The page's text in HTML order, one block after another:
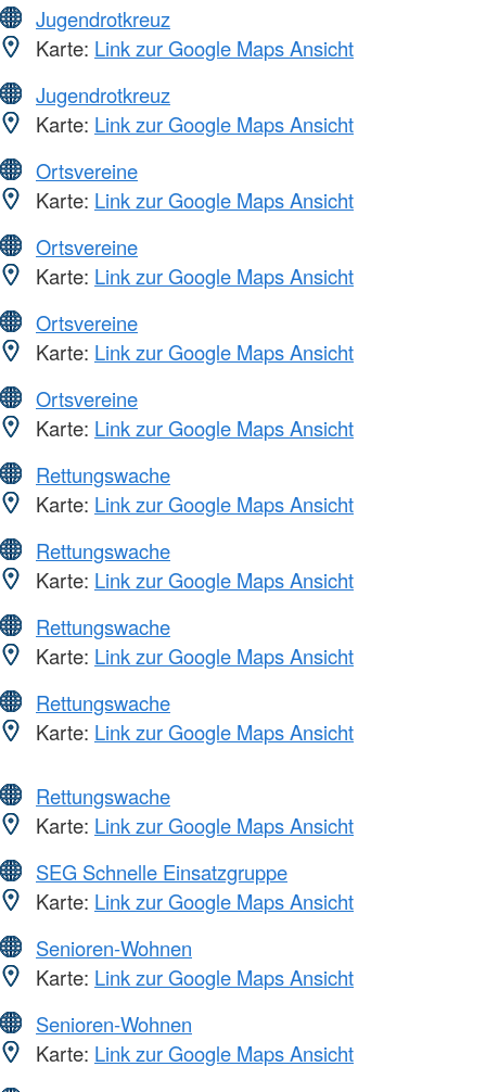
Jugendrotkreuz
Karte: Link zur Google Maps Ansicht
Jugendrotkreuz
Karte: Link zur Google Maps Ansicht
Ortsvereine
Karte: Link zur Google Maps Ansicht
Ortsvereine
Karte: Link zur Google Maps Ansicht
Ortsvereine
Karte: Link zur Google Maps Ansicht
Ortsvereine
Karte: Link zur Google Maps Ansicht
Rettungswache
Karte: Link zur Google Maps Ansicht
Rettungswache
Karte: Link zur Google Maps Ansicht
Rettungswache
Karte: Link zur Google Maps Ansicht
Rettungswache
Karte: Link zur Google Maps Ansicht
Rettungswache
Karte: Link zur Google Maps Ansicht
SEG Schnelle Einsatzgruppe
Karte: Link zur Google Maps Ansicht
Senioren-Wohnen
Karte: Link zur Google Maps Ansicht
Senioren-Wohnen
Karte: Link zur Google Maps Ansicht